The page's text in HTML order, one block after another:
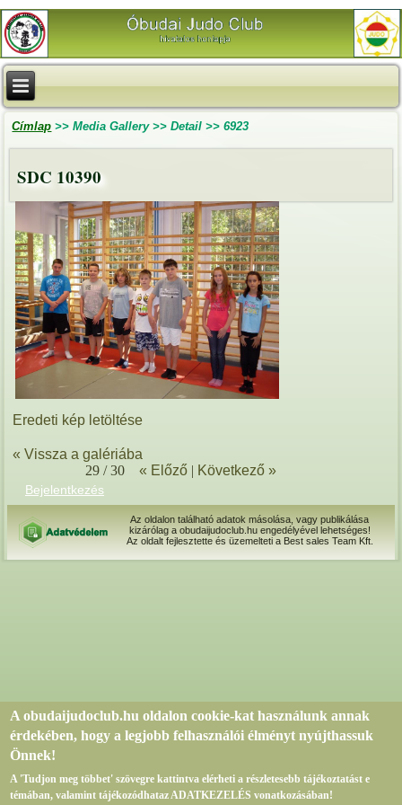
Címlap >>Media Gallery>>Detail >>6923
SDC 10390
Eredeti kép letöltése
« Vissza a galériába
29 / 30
« Előző| Következő »
Bejelentkezés
Az oldalon található adatok másolása, vagy publikálása
kizárólag a obudaijudoclub.hu engedélyével lehetséges!
Az oldalt fejlesztette és üzemelteti a Best sales Team Kft.
A obudaijudoclub.hu oldalon cookie-kat használunk annak
érdekében, hogy a legjobb felhasználói élményt nyújthassuk
Önnek!
A 'Tudjon meg többet' szövegre kattintva elérheti a részletesebb tájékoztatást e
témában, valamint tájékozódhataz ADATKEZELÉS vonatkozásában!